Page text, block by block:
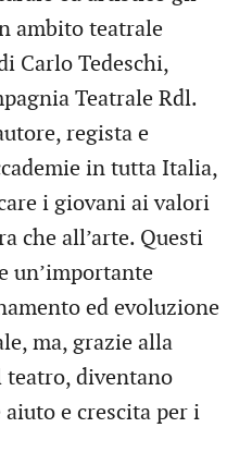
ambito teatrale
Carlo Tedeschi,
Teatrale Rdl.
regista e
in tutta Italia,
i giovani ai valori
che all’arte. Questi
un’importante
ed evoluzione
ma, grazie alla
teatro, diventano
e crescita per i